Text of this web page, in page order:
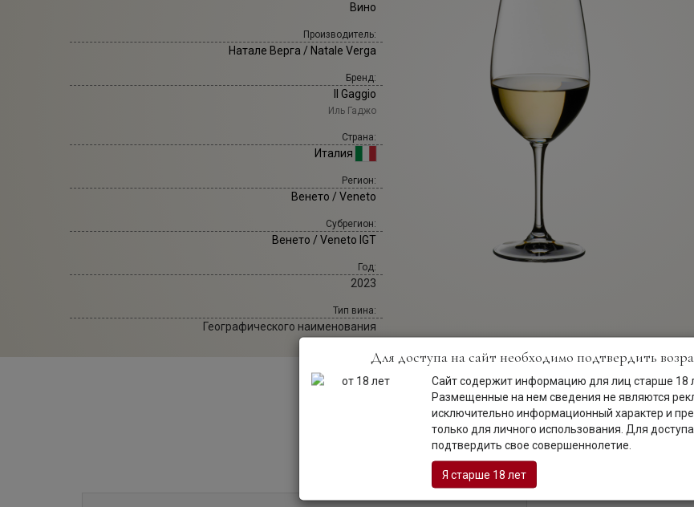
Вино
Производитель:
Натале Верга / Natale Verga
Бренд:
Il Gaggio
Иль Гаджо
Страна:
Италия
Регион:
Венето / Veneto
Субрегион:
Венето / Veneto IGT
Год:
2023
Тип вина:
Географического наименования
Описание
Для доступа на сайт необходимо подтвердить
Сайт содержит информацию для лиц старше 18
Размещенные на нем сведения не являются
исключительно информационный характер и
только для личного использования. Для
подтвердить свое совершеннолетие.
Я старше 18 лет